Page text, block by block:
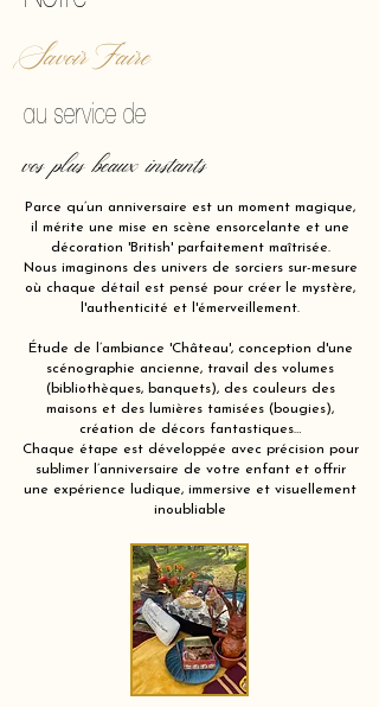
Savoir Faire
au service de
vos plus beaux instants
Parce qu’un anniversaire est un moment magique,
il mérite une mise en scène ensorcelante et une
décoration 'British' parfaitement maîtrisée.
Nous imaginons des univers de sorciers sur-mesure
où chaque détail est pensé pour créer le mystère,
l'authenticité et l'émerveillement.
Étude de l’ambiance 'Château', conception d'une
scénographie ancienne, travail des volumes
(bibliothèques, banquets), des couleurs des
maisons et des lumières tamisées (bougies),
création de décors fantastiques…
Chaque étape est développée avec précision pour
sublimer l’anniversaire de votre enfant et offrir
une expérience ludique, immersive et visuellement
inoubliable